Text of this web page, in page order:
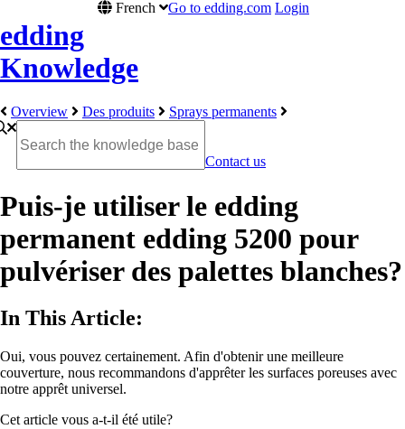
edding
Knowledge
French Go to edding.com Login
Overview Des produits Sprays permanents
Contact us
Puis-je utiliser le edding
permanent edding 5200 pour
pulvériser des palettes blanches?
In This Article:
Oui, vous pouvez certainement. Afin d'obtenir une meilleure
couverture, nous recommandons d'apprêter les surfaces poreuses avec
notre apprêt universel.
Cet article vous a-t-il été utile?